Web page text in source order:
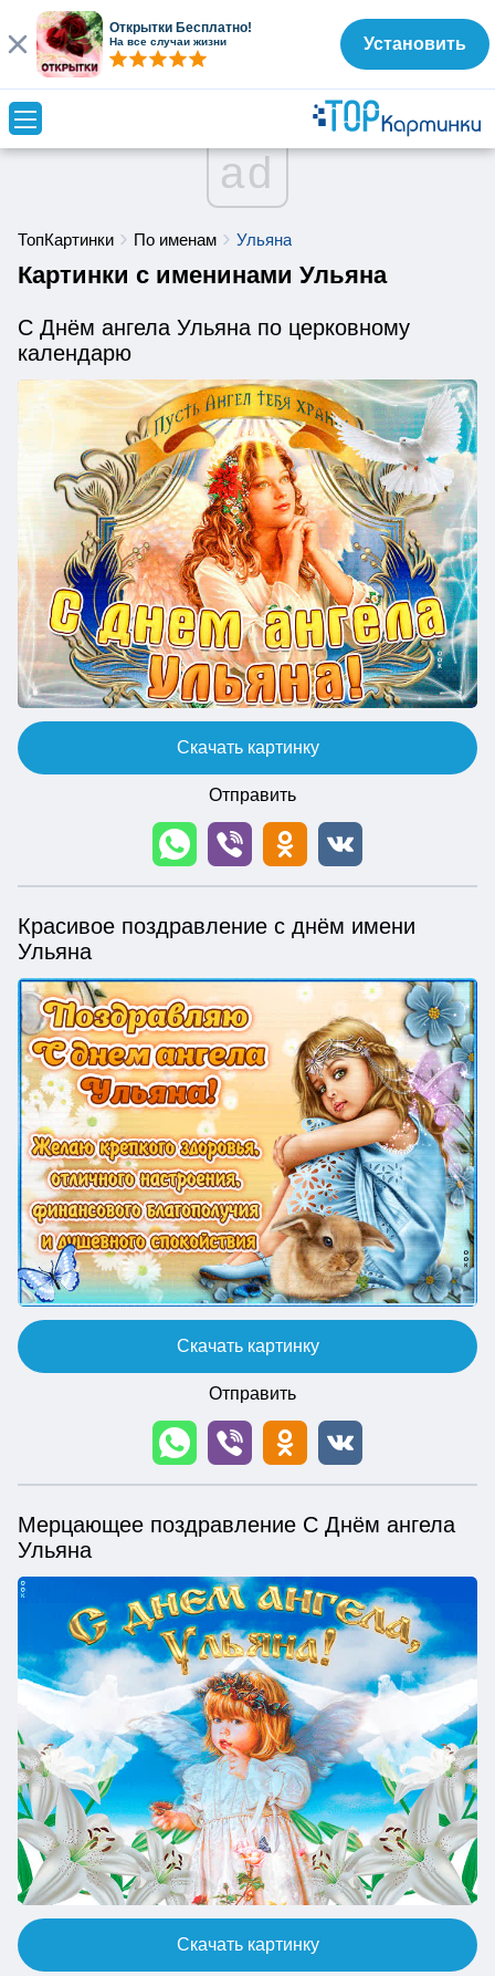
ad
ТопКартинки По именам Ульяна
Картинки с именинами Ульяна
С Днём ангела Ульяна по церковному
календарю
Скачать картинку
Отправить
Красивое поздравление с днём имени
Ульяна
Скачать картинку
Отправить
Мерцающее поздравление С Днём ангела
Ульяна
Скачать картинку
Открытки Бесплатно!
На все случаи жизни Установить